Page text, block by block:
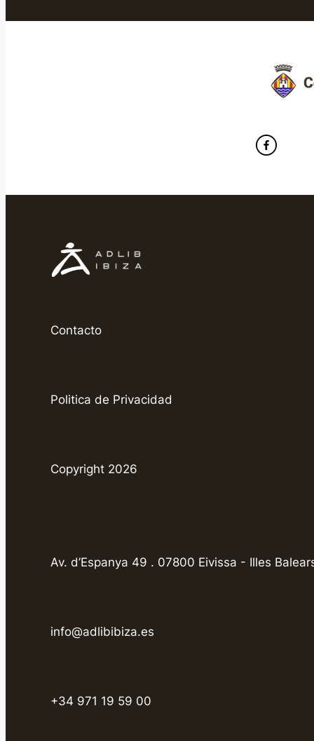
Contacto
Politica de Privacidad
Copyright 2026
Av. d’Espanya 49 . 07800 Eivissa - Illes
info@adlibibiza.es
+34 971 19 59 00